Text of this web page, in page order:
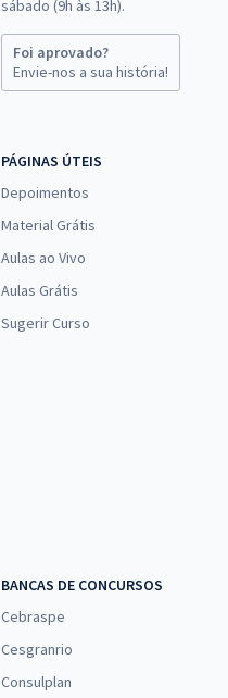
sábado (9h às 13h).
Foi aprovado?
Envie-nos a sua história!
PÁGINAS ÚTEIS
Depoimentos
Material Grátis
Aulas ao Vivo
Aulas Grátis
Sugerir Curso
BANCAS DE CONCURSOS
Cebraspe
Cesgranrio
Consulplan